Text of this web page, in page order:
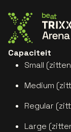
Ga naar de
Capaciteit
Small
Medium
Regular
Large